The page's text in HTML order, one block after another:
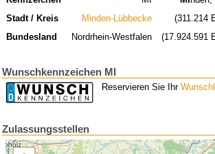
Stadt / Kreis
Minden-Lübbecke
(311.214
Bundesland
Nordrhein-Westfalen (17.924.591
Wunschkennzeichen MI
Reservieren Sie Ihr
Zulassungsstellen